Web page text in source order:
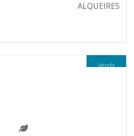
ALQUEIRES
Venda